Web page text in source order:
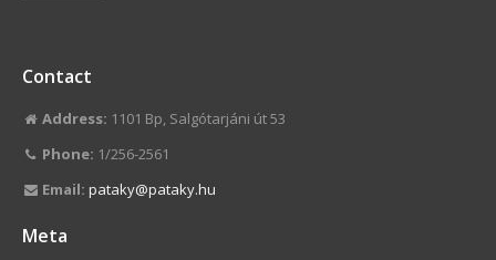
Contact
Address: 1101 Bp, Salgótarjáni út 53
Phone: 1/256-2561
Email: pataky@pataky.hu
Meta